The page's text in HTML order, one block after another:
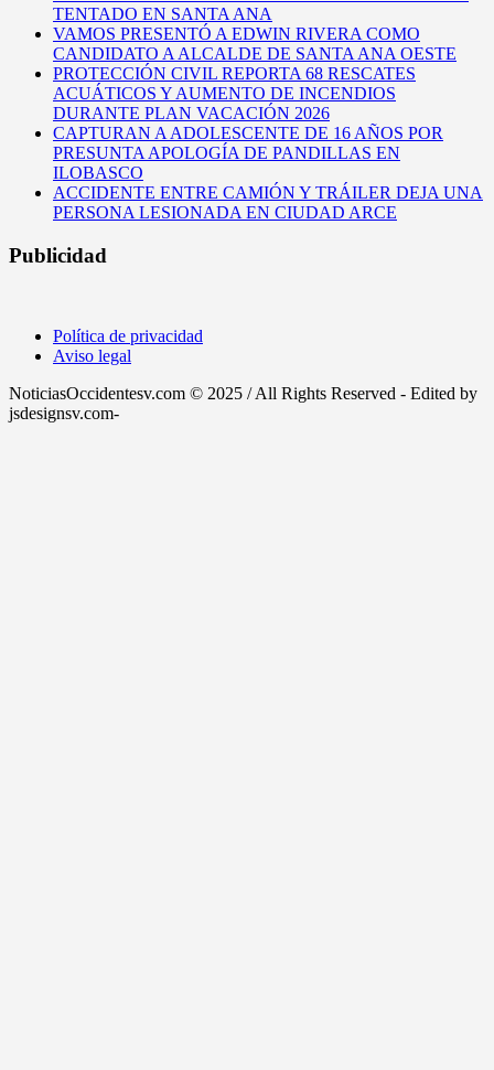
TENTADO EN SANTA ANA
VAMOS PRESENTÓ A EDWIN RIVERA COMO
CANDIDATO A ALCALDE DE SANTA ANA OESTE
PROTECCIÓN CIVIL REPORTA 68 RESCATES
ACUÁTICOS Y AUMENTO DE INCENDIOS
DURANTE PLAN VACACIÓN 2026
CAPTURAN A ADOLESCENTE DE 16 AÑOS POR
PRESUNTA APOLOGÍA DE PANDILLAS EN
ILOBASCO
ACCIDENTE ENTRE CAMIÓN Y TRÁILER DEJA UNA
PERSONA LESIONADA EN CIUDAD ARCE
Publicidad
Política de privacidad
Aviso legal
NoticiasOccidentesv.com © 2025 / All Rights Reserved - Edited by
jsdesignsv.com-